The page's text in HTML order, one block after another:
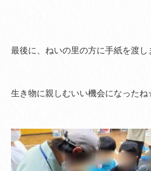
最後に、ねいの里の方に手紙を渡し
生き物に親しむいい機会になった